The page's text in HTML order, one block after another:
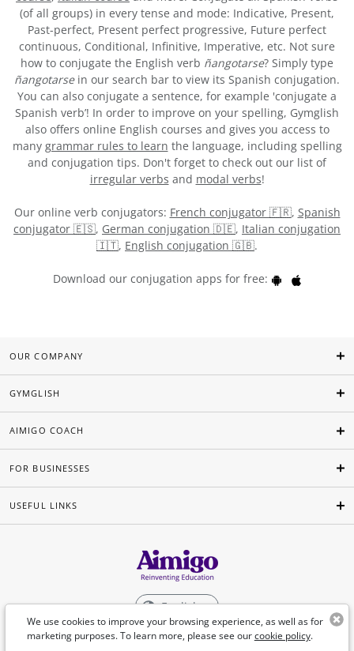
(of all groups) in every tense and mode: Indicative, Present,
Past-perfect, Present perfect progressive, Future perfect
continuous, Conditional, Infinitive, Imperative, etc. Not sure
how to conjugate the English verb ñangotarse? Simply type
ñangotarsein our search bar to view its Spanish conjugation.
You can also conjugate a sentence, for example 'conjugate a
Spanish verb’! In order to improve on your spelling, Gymglish
also offers online English courses and gives you access to
many grammar rules to learn the language, including spelling
and conjugation tips. Don't forget to check out our list of
irregular verbs and modal verbs!
Our online verb conjugators: French conjugator 🇫🇷, Spanish
conjugator 🇪🇸, German conjugation 🇩🇪, Italian conjugation
🇮🇹, English conjugation 🇬🇧.
Download our conjugation apps for free:
We use cookies to improve your browsing experience, as well as for
marketing purposes. To learn more, please see ourcookie policy.
OUR COMPANY
GYMGLISH
AIMIGO COACH
FOR BUSINESSES
USEFUL LINKS
English
©Aimigo 2026